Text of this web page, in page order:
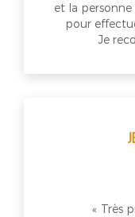
et la personne
pour
Je
Très